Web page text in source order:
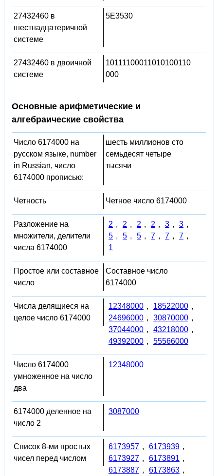
27432460 в
шестнадцатеричной
системе
5E3530
27432460 в двоичной
системе
10111100011010100110
000
Основные арифметические и
алгебраические свойства
Число 6174000 на
русском языке, number
in Russian, число
6174000 прописью:
шесть миллионов сто
семьдесят четыре
тысячи
Четность Четное число 6174000
Разложение на
множители, делители
числа 6174000
2 , 2 , 2 , 2 , 3 , 3 ,
5 , 5 , 5 , 7 , 7 , 7 ,
1
Простое или составное
число
Составное число
6174000
Числа делящиеся на
целое число 6174000
12348000 , 18522000 ,
24696000 , 30870000 ,
37044000 , 43218000 ,
49392000 , 55566000
Число 6174000
умноженное на число
два
12348000
6174000 деленное на
число 2
3087000
Список 8-ми простых
чисел перед числом
6173957 , 6173939 ,
6173927 , 6173891 ,
6173887 , 6173863 ,